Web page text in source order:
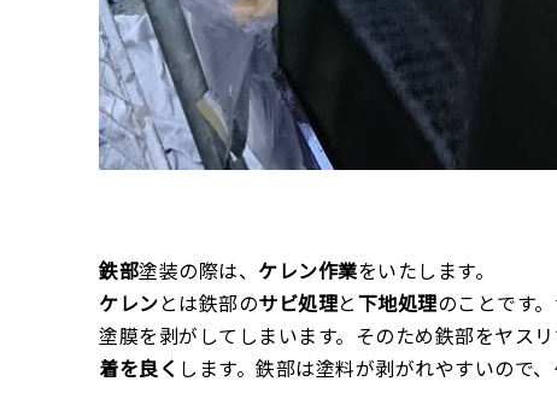
鉄部塗装の際は、 ケレン作業をいたします。
ケレンとは鉄部のサビ処理と下地処理のことです
塗膜を剥がしてしまいます。そのため鉄部をヤス
着を良く します。鉄部は塗料が剥がれやすいので